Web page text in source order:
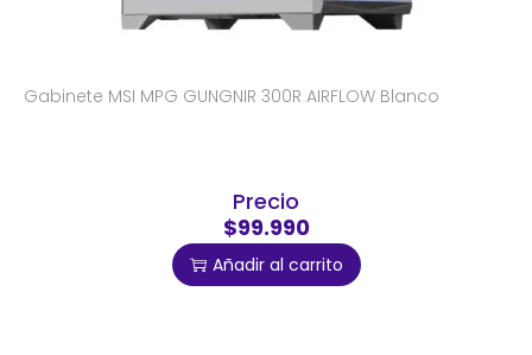
Gabinete MSI MPG GUNGNIR 300R AIRFLOW Blanco
Precio
$99.990
Añadir al carrito